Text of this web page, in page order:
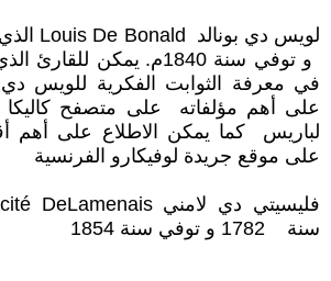
و توفي سنة 1840م. يمكن
في معرفة الثوابت الفكرية للويس دي
على أهم مؤلفاته على متصفح كاليكا
لباريس كما يمكن الاطلاع على أهم
على موقع جريدة لوفيكارو الفرنسية
سنة 1782 و توفي سنة 1854